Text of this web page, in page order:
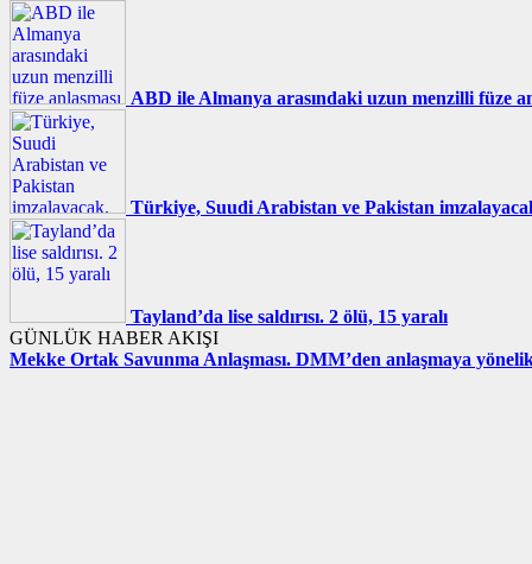
ABD ile Almanya arasındaki uzun menzilli füze
Türkiye, Suudi Arabistan ve Pakistan
Tayland’da lise saldırısı. 2 ölü, 15 yaralı
GÜNLÜK HABER AKIŞI
Mekke Ortak Savunma Anlaşması. DMM’den anlaşmaya